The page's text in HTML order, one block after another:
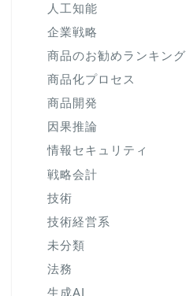
人工知能
企業戦略
商品のお勧めランキング
商品化プロセス
商品開発
因果推論
情報セキュリティ
戦略会計
技術
技術経営系
未分類
法務
生成AI